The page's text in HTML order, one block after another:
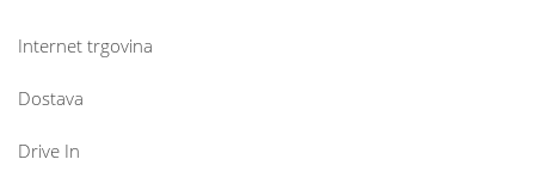
Internet trgovina
Dostava
Drive In